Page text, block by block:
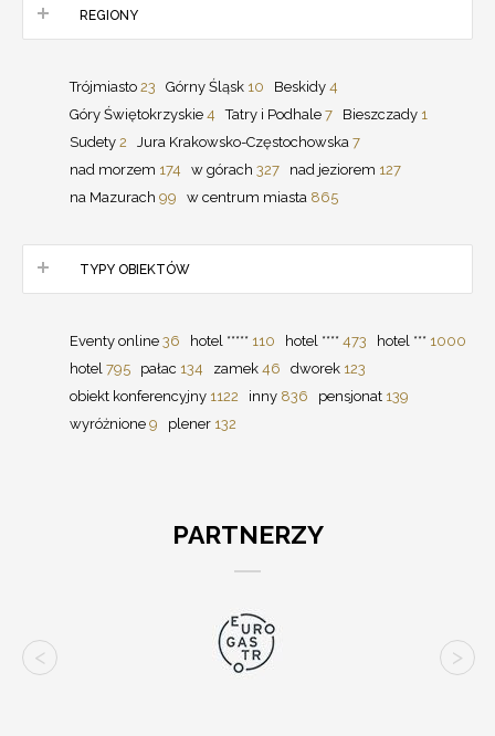
REGIONY
Trójmiasto 23 Górny Śląsk 10 Beskidy 4
Góry Świętokrzyskie 4 Tatry i Podhale 7 Bieszczady 1
Sudety 2 Jura Krakowsko-Częstochowska 7
nad morzem 174 w górach 327 nad jeziorem 127
na Mazurach 99 w centrum miasta 865
TYPY OBIEKTÓW
Eventy online 36 hotel ***** 110 hotel **** 473 hotel *** 1000
hotel 795 pałac 134 zamek 46 dworek 123
obiekt konferencyjny 1122 inny 836 pensjonat 139
wyróżnione 9 plener 132
PARTNERZY